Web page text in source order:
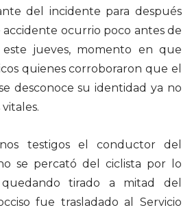
del incidente para después
ocurrio poco antes de
este jueves, momento en que
quienes corroboraron que el
desconoce su identidad ya no
testigos el conductor del
se percató del ciclista por lo
tirado a mitad del
fue trasladado al Servicio